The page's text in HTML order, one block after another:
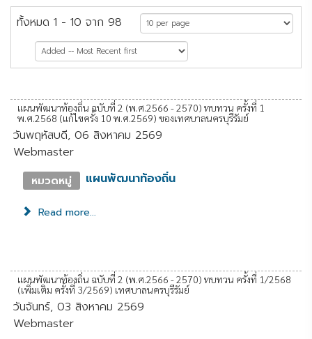
ทั้งหมด 1 - 10 จาก 98
แผนพัฒนาท้องถิ่น ฉบับที่ 2 (พ.ศ.2566 - 2570) ทบทวน ครั้งที่ 1
พ.ศ.2568 (แก้ไขครั้ง 10 พ.ศ.2569) ของเทศบาลนครบุรีรัมย์
วันพฤหัสบดี, 06 สิงหาคม 2569
Webmaster
หมวดหมู่ แผนพัฒนาท้องถิ่น
Read more...
แผนพัฒนาท้องถิ่น ฉบับที่ 2 (พ.ศ.2566 - 2570) ทบทวน ครั้งที่ 1/2568
(เพิ่มเติม ครั้งที่ 3/2569) เทศบาลนครบุรีรัมย์
วันจันทร์, 03 สิงหาคม 2569
Webmaster